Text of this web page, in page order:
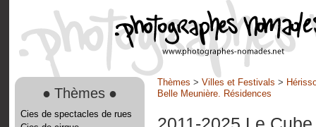
● Thèmes ●
Cies de spectacles de rues
Thèmes > Villes et Festivals >
Belle Meunière. Résidences